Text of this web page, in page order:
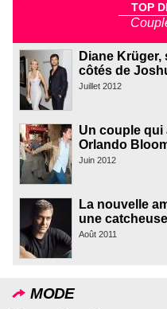
TOP
Diane
côtés de
Juillet 2012
Un couple qui
Orlando
Juin 2012
La nouvelle
une
Août 2011
MODE